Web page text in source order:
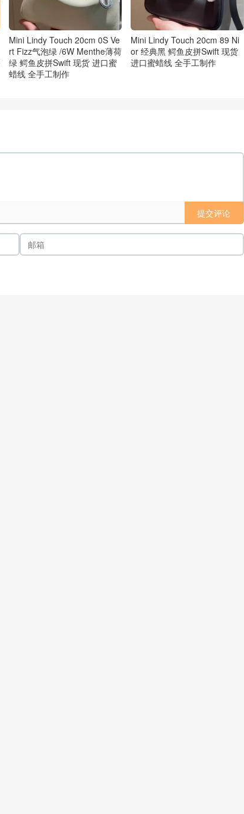
Mini Lindy Touch 20cm 0S Ve
rt Fizz气泡绿 /6W Menthe薄荷
绿 鳄鱼皮拼Swift 现货 进口蜜
蜡线 全手工制作
Mini Lindy Touch 20cm 89 Ni
or 经典黑 鳄鱼皮拼Swift 现货
进口蜜蜡线 全手工制作
提交评论